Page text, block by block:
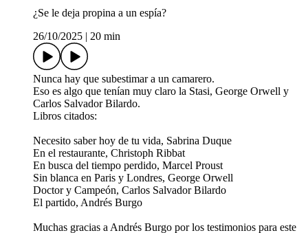
¿Se le deja propina a un espía?
26/10/2025
20 min
Nunca hay que subestimar a un camarero.
Eso es algo que tenían muy claro la Stasi, George Orwell y
Carlos Salvador Bilardo.
Libros citados:
Necesito saber hoy de tu vida, Sabrina Duque
En el restaurante, Christoph Ribbat
En busca del tiempo perdido, Marcel Proust
Sin blanca en Paris y Londres, George Orwell
Doctor y Campeón, Carlos Salvador Bilardo
El partido, Andrés Burgo
Muchas gracias a Andrés Burgo por los testimonios para este